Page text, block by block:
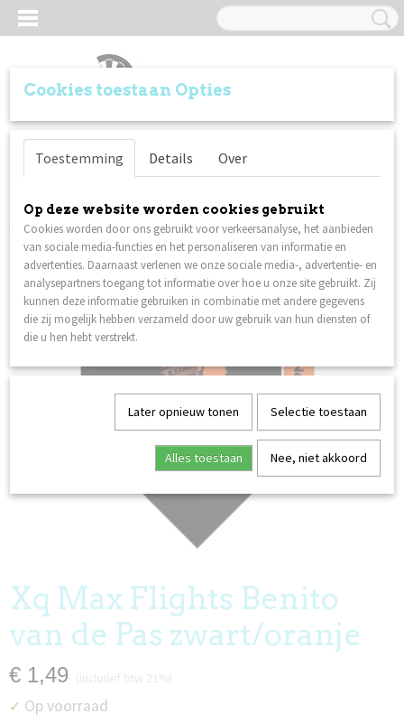
Inloggen Registreren
UW WINKELWAGEN
Home>Flights>Xq Max Flights Benito van de Pas zwart/oranje
Xq Max Flights Benito
van de Pas zwart/oranje
€ 1,49
✓ Op voorraad
Cookies toestaan Opties
Toestemming Details Over
Op deze website worden cookies gebruikt
Cookies worden door ons gebruikt voor verkeersanalyse, het aanbieden
van sociale media-functies en het personaliseren van informatie en
advertenties. Daarnaast verlenen we onze sociale media-, advertentie- en
analysepartners toegang tot informatie over hoe u onze site gebruikt. Zij
kunnen deze informatie gebruiken in combinatie met andere gegevens
die zij mogelijk hebben verzameld door uw gebruik van hun diensten of
die u hen hebt verstrekt.
Later opnieuw tonen Selectie toestaan
Alles toestaan Nee, niet akkoord